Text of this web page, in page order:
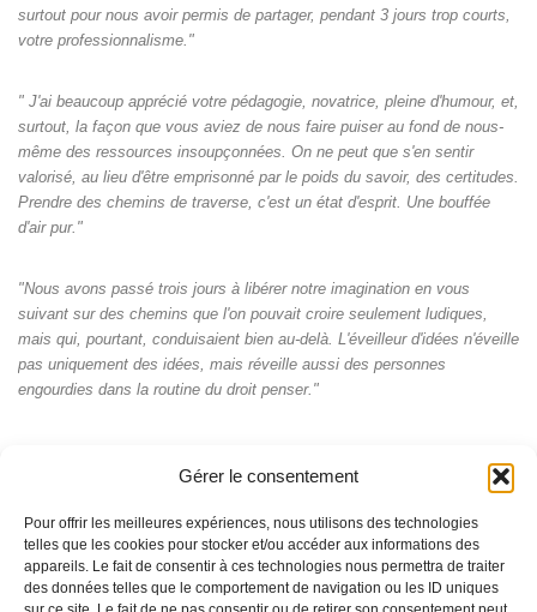
Gérer le consentement
Pour offrir les meilleures expériences, nous utilisons des technologies
telles que les cookies pour stocker et/ou accéder aux informations des
appareils. Le fait de consentir à ces technologies nous permettra de traiter
des données telles que le comportement de navigation ou les ID uniques
surtout pour nous avoir permis de partager, pendant 3 jours trop courts,
votre professionnalisme."
" J'ai beaucoup apprécié votre pédagogie, novatrice, pleine d'humour, et,
surtout, la façon que vous aviez de nous faire puiser au fond de nous-
même des ressources insoupçonnées. On ne peut que s'en sentir
valorisé, au lieu d'être emprisonné par le poids du savoir, des certitudes.
Prendre des chemins de traverse, c'est un état d'esprit. Une bouffée
d'air pur."
"Nous avons passé trois jours à libérer notre imagination en vous
suivant sur des chemins que l'on pouvait croire seulement ludiques,
mais qui, pourtant, conduisaient bien au-delà. L'éveilleur d'idées n'éveille
pas uniquement des idées, mais réveille aussi des personnes
engourdies dans la routine du droit penser."